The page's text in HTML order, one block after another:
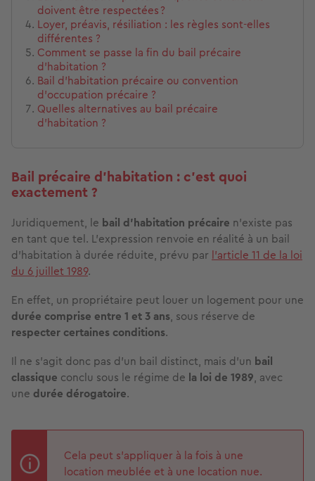
doivent être respectées ?
Loyer, préavis, résiliation : les règles sont-elles
différentes ?
Comment se passe la fin du bail précaire
d’habitation ?
Bail d'habitation précaire ou convention
d’occupation précaire ?
Quelles alternatives au bail précaire
d’habitation ?
Bail précaire d’habitation : c’est quoi
exactement ?
Juridiquement, le bail d’habitation précaire n’existe pas
en tant que tel. L’expression renvoie en réalité à un bail
d’habitation à durée réduite, prévu par l’article 11 de la loi
du 6 juillet 1989.
En effet, un propriétaire peut louer un logement pour une
durée comprise entre 1 et 3 ans, sous réserve de
respecter certaines conditions.
Il ne s’agit donc pas d’un bail distinct, mais d’un bail
classique conclu sous le régime de la loi de 1989, avec
une durée dérogatoire.
Cela peut s’appliquer à la fois à une
location meublée et à une location nue.